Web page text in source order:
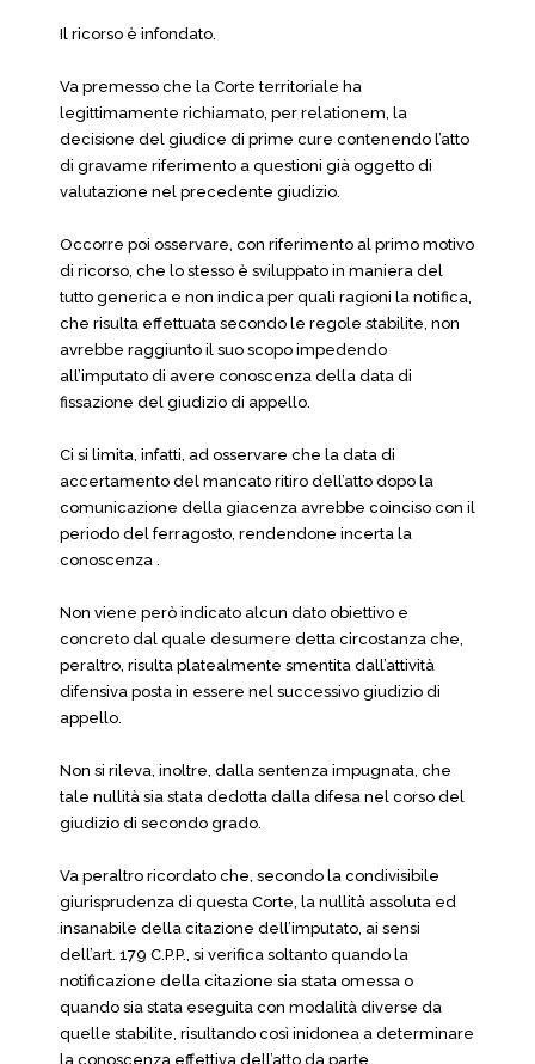
Il ricorso è infondato.
Va premesso che la Corte territoriale ha
legittimamente richiamato, per relationem, la
decisione del giudice di prime cure contenendo l’atto
di gravame riferimento a questioni già oggetto di
valutazione nel precedente giudizio.
Occorre poi osservare, con riferimento al primo motivo
di ricorso, che lo stesso è sviluppato in maniera del
tutto generica e non indica per quali ragioni la notifica,
che risulta effettuata secondo le regole stabilite, non
avrebbe raggiunto il suo scopo impedendo
all’imputato di avere conoscenza della data di
fissazione del giudizio di appello.
Ci si limita, infatti, ad osservare che la data di
accertamento del mancato ritiro dell’atto dopo la
comunicazione della giacenza avrebbe coinciso con il
periodo del ferragosto, rendendone incerta la
conoscenza .
Non viene però indicato alcun dato obiettivo e
concreto dal quale desumere detta circostanza che,
peraltro, risulta platealmente smentita dall’attività
difensiva posta in essere nel successivo giudizio di
appello.
Non si rileva, inoltre, dalla sentenza impugnata, che
tale nullità sia stata dedotta dalla difesa nel corso del
giudizio di secondo grado.
Va peraltro ricordato che, secondo la condivisibile
giurisprudenza di questa Corte, la nullità assoluta ed
insanabile della citazione dell’imputato, ai sensi
dell’art. 179 C.P.P., si verifica soltanto quando la
notificazione della citazione sia stata omessa o
quando sia stata eseguita con modalità diverse da
quelle stabilite, risultando così inidonea a determinare
la conoscenza effettiva dell’atto da parte